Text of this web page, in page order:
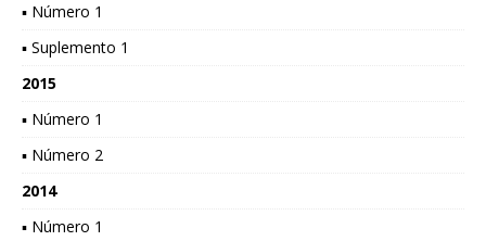
▪ Número 1
▪ Suplemento 1
2015
▪ Número 1
▪ Número 2
2014
▪ Número 1